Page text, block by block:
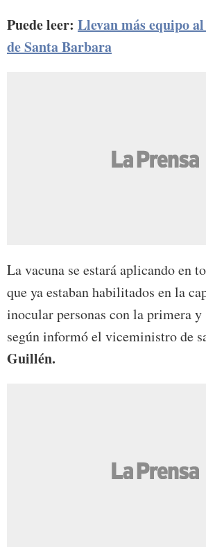
Puede leer: Llevan más equipo
de Santa Barbara
La vacuna se estará aplicando en
que ya estaban habilitados en la
inocular personas con la primera y
según informó el viceministro de
Guillén.